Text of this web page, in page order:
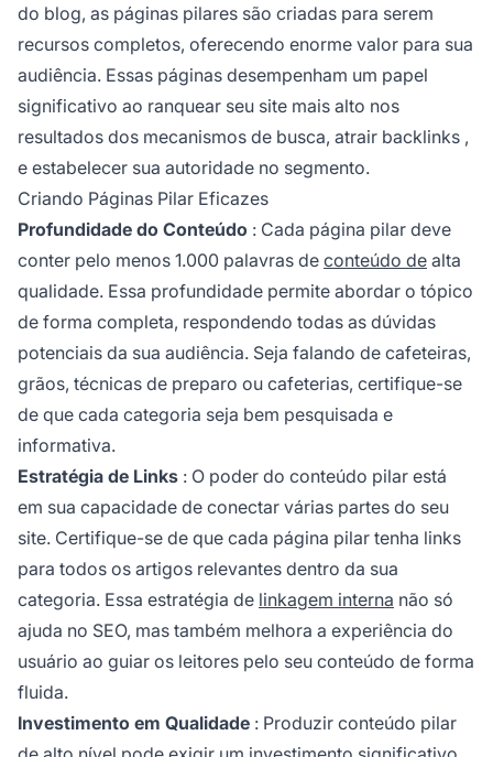
do blog, as páginas pilares são criadas para serem
recursos completos, oferecendo enorme valor para sua
audiência. Essas páginas desempenham um papel
significativo ao ranquear seu site mais alto nos
resultados dos mecanismos de busca, atrair backlinks ,
e estabelecer sua autoridade no segmento.
Criando Páginas Pilar Eficazes
Profundidade do Conteúdo : Cada página pilar deve
conter pelo menos 1.000 palavras de conteúdo de alta
qualidade. Essa profundidade permite abordar o tópico
de forma completa, respondendo todas as dúvidas
potenciais da sua audiência. Seja falando de cafeteiras,
grãos, técnicas de preparo ou cafeterias, certifique-se
de que cada categoria seja bem pesquisada e
informativa.
Estratégia de Links : O poder do conteúdo pilar está
em sua capacidade de conectar várias partes do seu
site. Certifique-se de que cada página pilar tenha links
para todos os artigos relevantes dentro da sua
categoria. Essa estratégia de linkagem interna não só
ajuda no SEO, mas também melhora a experiência do
usuário ao guiar os leitores pelo seu conteúdo de forma
fluida.
Investimento em Qualidade : Produzir conteúdo pilar